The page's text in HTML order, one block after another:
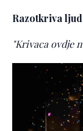
Razotkriva
"Krivaca ovdje